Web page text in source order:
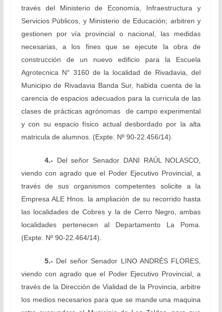
través del Ministerio de Economía, Infraestructura y
Servicios Públicos, y Ministerio de Educación; arbitren y
gestionen por vía provincial o nacional, las medidas
necesarias, a los fines que se ejecute la obra de
construcción de un nuevo edificio para la Escuela
Agrotecnica N° 3160 de la localidad de Rivadavia, del
Municipio de Rivadavia Banda Sur, habida cuenta de la
carencia de espacios adecuados para la curricula de las
clases de prácticas agrónomas de campo experimental
y con su espacio físico actual desbordado por la alta
matricula de alumnos. (Expte. Nº 90-22.456/14).
4.- Del señor Senador DANI RAÚL NOLASCO,
viendo con agrado que el Poder Ejecutivo Provincial, a
través de sus organismos competentes solicite a la
Empresa ALE Hnos. la ampliación de su recorrido hasta
las localidades de Cobres y la de Cerro Negro, ambas
localidades pertenecen al Departamento La Poma.
(Expte. Nº 90-22.464/14).
5.- Del señor Senador LINO ANDRÉS FLORES,
viendo con agrado que el Poder Ejecutivo Provincial, a
través de la Dirección de Vialidad de la Provincia, arbitre
los medios necesarios para que se mande una maquina